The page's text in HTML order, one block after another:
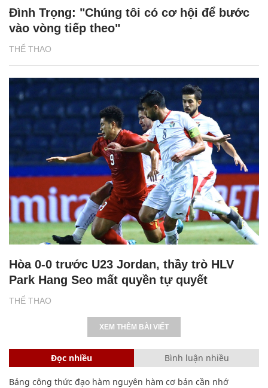
THỂ THAO
Đình Trọng: "Chúng tôi có cơ hội để bước
vào vòng tiếp theo"
THỂ THAO
Hòa 0-0 trước U23 Jordan, thầy trò HLV
Park Hang Seo mất quyền tự quyết
XEM THÊM BÀI VIẾT
Đọc nhiều Bình luận nhiều
Bảng công thức đạo hàm nguyên hàm cơ bản cần nhớ